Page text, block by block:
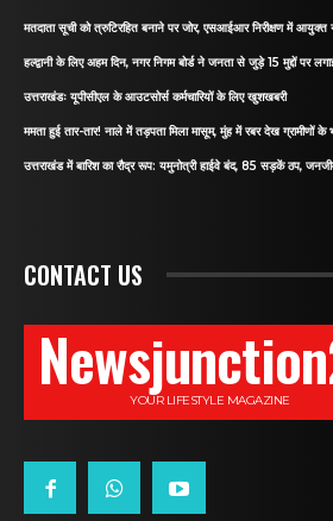
मतदाता सूची को त्रुटिरहित बनाने पर जोर, एसआईआर निरीक्षण में आयुक्त
हल्द्वानी के लिए अहम दिन, नगर निगम बोर्ड ने जनता से जुड़े 15 मुद्दों पर
उत्तराखंडः यूपीसीएल के आउटसोर्स कर्मचारियों के लिए खुशखबरी
ममता हुई तार-तार! नाले में तड़पता मिला मासूम, मुंह में रबर देख ग्रामीणों के
उत्तराखंड में बारिश का रौद्र रूप: यमुनोत्री हाईवे बंद, 85 सड़कें ठप,
CONTACT US
YOUR LIFESTYLE MAGAZINE